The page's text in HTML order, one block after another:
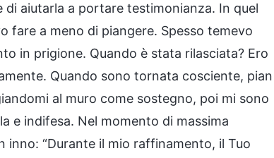
aiutarla a portare testimonianza. In quel
fare a meno di piangere. Spesso temevo
in prigione. Quando è stata rilasciata? Ero
Quando sono tornata cosciente, pian
al muro come sostegno, poi mi sono
e indifesa. Nel momento di massima
“Durante il mio raffinamento, il Tuo